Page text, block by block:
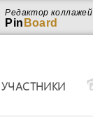
Редактор коллажей
Pin Board
УЧАСТНИКИ